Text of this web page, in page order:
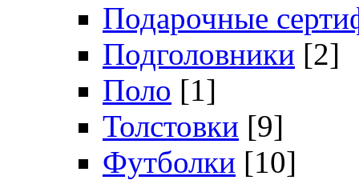
Подарочные
Подголовники [2]
Поло [1]
Толстовки [9]
Футболки [10]